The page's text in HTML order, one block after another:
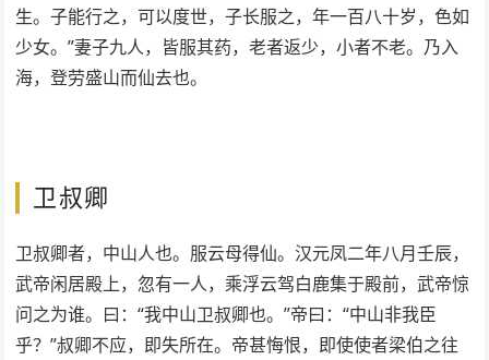
生。子能行之，可以度世，子长服之，年一百八十岁，色如
少女。”妻子九人，皆服其药，老者返少，小者不老。乃入
海，登劳盛山而仙去也。
卫叔卿
卫叔卿者，中山人也。服云母得仙。汉元凤二年八月壬辰，
武帝闲居殿上，忽有一人，乘浮云驾白鹿集于殿前，武帝惊
问之为谁。曰：“我中山卫叔卿也。”帝曰：“中山非我臣
乎？”叔卿不应，即失所在。帝甚悔恨，即使使者梁伯之往